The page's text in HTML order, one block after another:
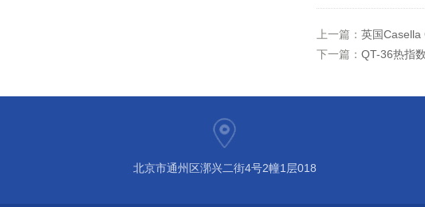
上一篇： 英国Casella
下一篇： QT-36热指
北京市通州区漷兴二街4号2幢1层018